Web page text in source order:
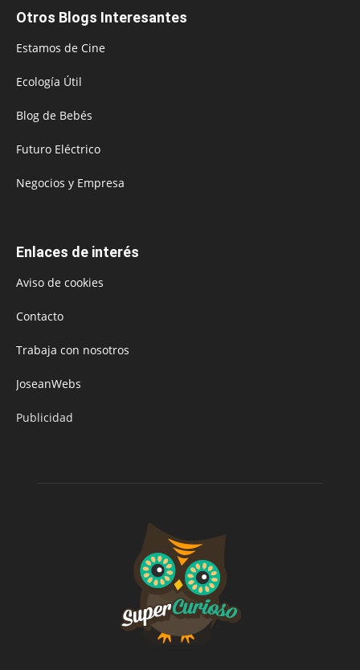
Otros Blogs Interesantes
Estamos de Cine
Ecología Útil
Blog de Bebés
Futuro Eléctrico
Negocios y Empresa
Enlaces de interés
Aviso de cookies
Contacto
Trabaja con nosotros
JoseanWebs
Publicidad